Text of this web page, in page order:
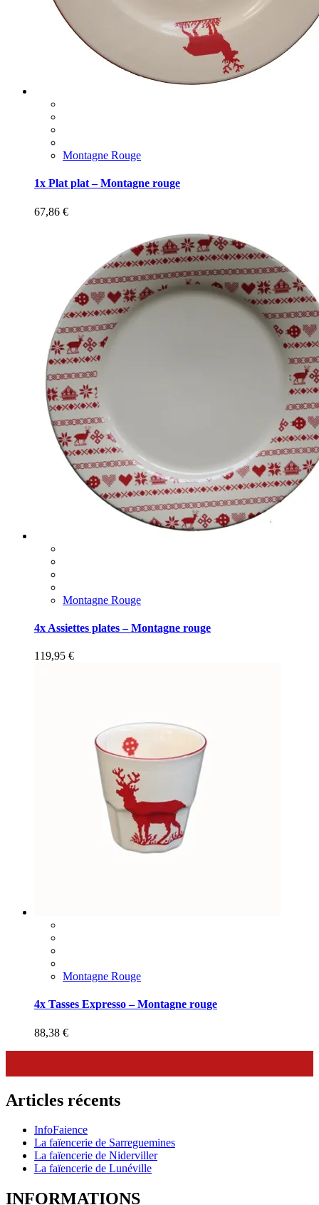
Montagne Rouge
1x Plat plat – Montagne rouge
67,86 €
Montagne Rouge
4x Assiettes plates – Montagne rouge
119,95 €
Montagne Rouge
4x Tasses Expresso – Montagne rouge
88,38 €
Articles récents
InfoFaience
La faïencerie de Sarreguemines
La faïencerie de Niderviller
La faïencerie de Lunéville
INFORMATIONS